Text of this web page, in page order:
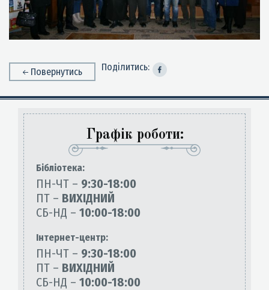
Повернутись Поділитись:
Графік роботи:
Бiблiотека:
ПН-ЧТ – 9:30-18:00
ПТ – ВИХІДНИЙ
СБ-НД – 10:00-18:00
Інтернет-центр:
ПН-ЧТ – 9:30-18:00
ПТ – ВИХІДНИЙ
СБ-НД – 10:00-18:00